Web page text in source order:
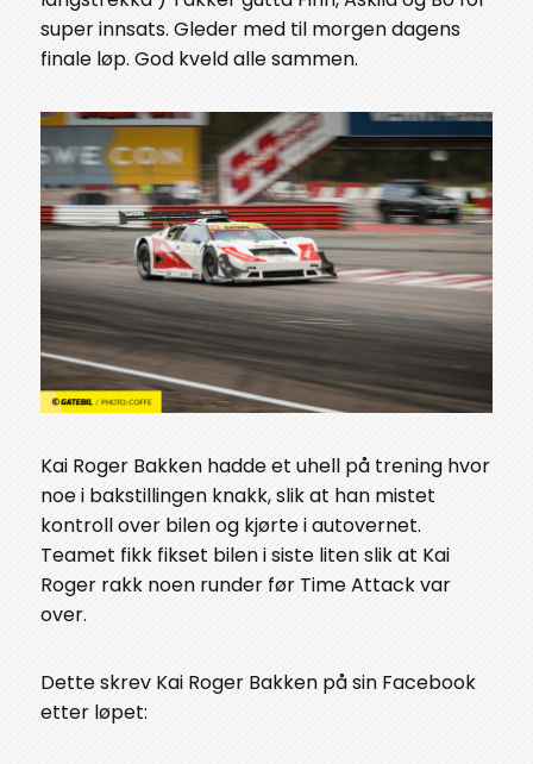
super innsats. Gleder med til morgen dagens
finale løp. God kveld alle sammen.
Kai Roger Bakken hadde et uhell på trening hvor
noe i bakstillingen knakk, slik at han mistet
kontroll over bilen og kjørte i autovernet.
Teamet fikk fikset bilen i siste liten slik at Kai
Roger rakk noen runder før Time Attack var
over.
Dette skrev Kai Roger Bakken på sin Facebook
etter løpet: